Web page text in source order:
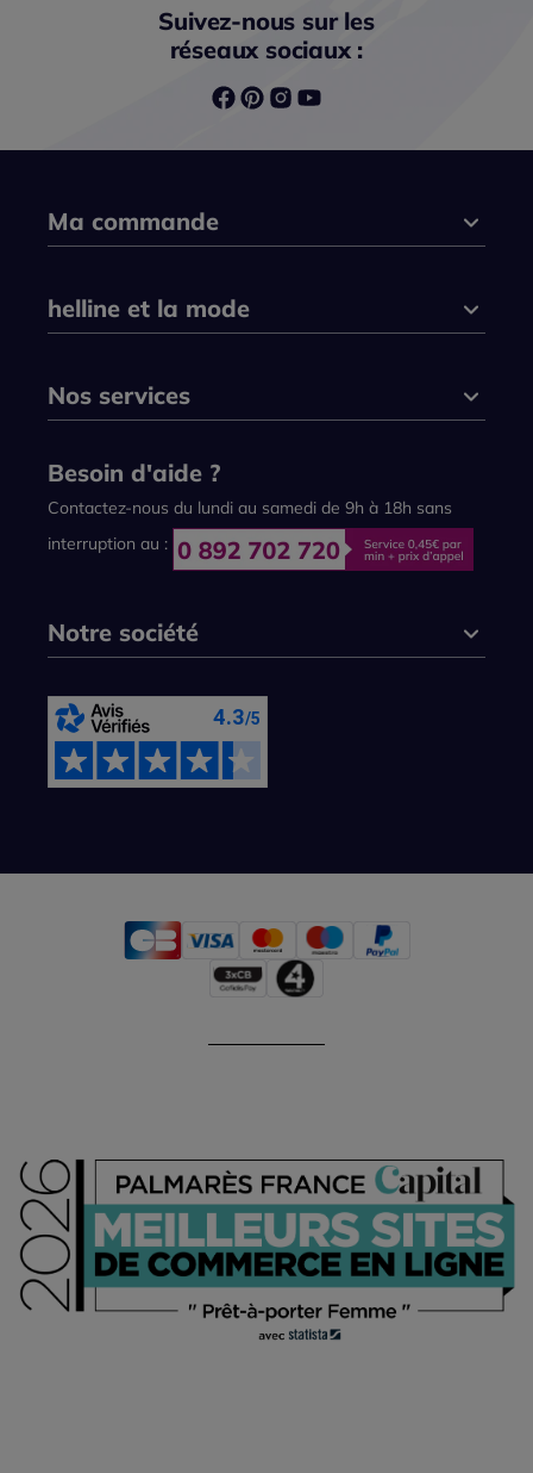
Suivez-nous sur les
réseaux sociaux :
Ma commande
helline et la mode
Nos services
Besoin d'aide ?
Contactez-nous du lundi au samedi de 9h à 18h sans
interruption au :
Notre société